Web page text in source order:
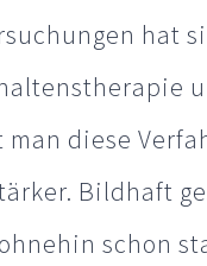
hat
diese
Bildhaft
schon